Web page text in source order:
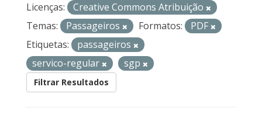
Licenças:
Creative Commons Atribuição
Temas:
Passageiros Formatos:
PDF
Etiquetas:
passageiros
servico-regular
sgp
Filtrar Resultados